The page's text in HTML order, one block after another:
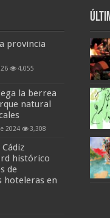
provincia
4,055
la berrea
natural
2024 3,308
histórico
de
hoteleras en